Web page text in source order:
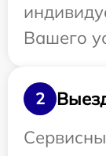
Вашего
2